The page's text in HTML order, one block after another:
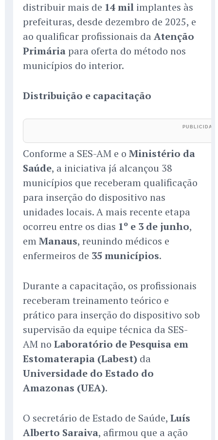
distribuir mais de 14 mil implantes às
prefeituras, desde dezembro de 2025, e
ao qualificar profissionais da Atenção
Primária para oferta do método nos
municípios do interior.
Distribuição e capacitação
Conforme a SES-AM e o Ministério da
Saúde, a iniciativa já alcançou 38
municípios que receberam qualificação
para inserção do dispositivo nas
unidades locais. A mais recente etapa
ocorreu entre os dias 1º e 3 de junho,
emManaus, reunindo médicos e
enfermeiros de 35 municípios.
Durante a capacitação, os profissionais
receberam treinamento teórico e
prático para inserção do dispositivo sob
supervisão da equipe técnica da SES-
AM no Laboratório de Pesquisa em
Estomaterapia (Labest) da
Universidade do Estado do
Amazonas (UEA).
O secretário de Estado de Saúde, Luís
Alberto Saraiva, afirmou que a ação